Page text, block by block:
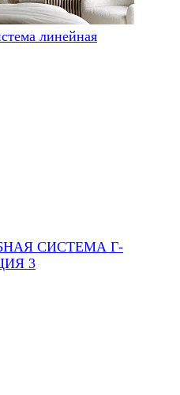
линейная
СИСТЕМА Г-
3